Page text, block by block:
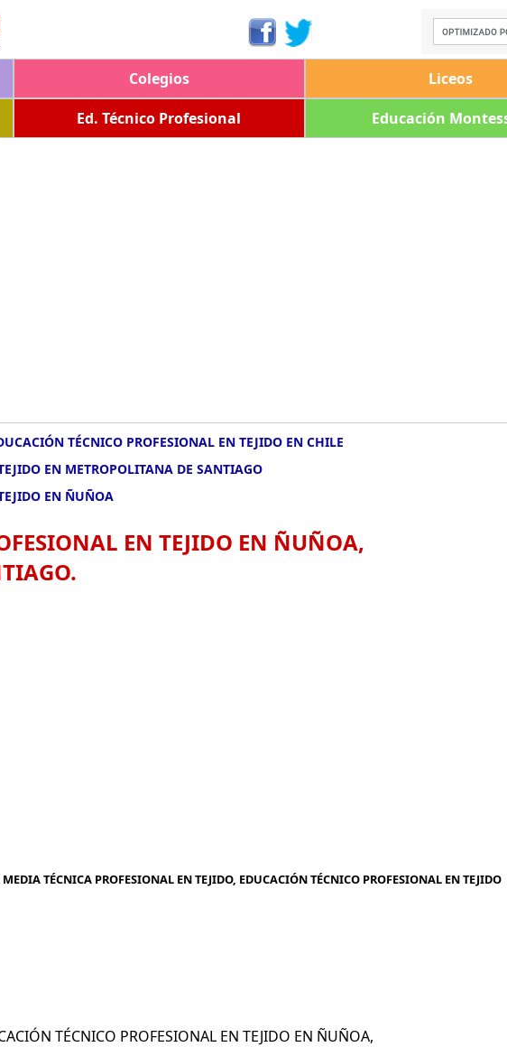
Colegios Liceos
Ed. Técnico Profesional Educación
TÉCNICO PROFESIONAL EN TEJIDO EN CHILE
EN METROPOLITANA DE SANTIAGO
EN ÑUÑOA
EN TEJIDO EN ÑUÑOA,
TÉCNICA PROFESIONAL EN TEJIDO, EDUCACIÓN TÉCNICO PROFESIONAL EN TEJIDO
TÉCNICO PROFESIONAL EN TEJIDO EN ÑUÑOA,